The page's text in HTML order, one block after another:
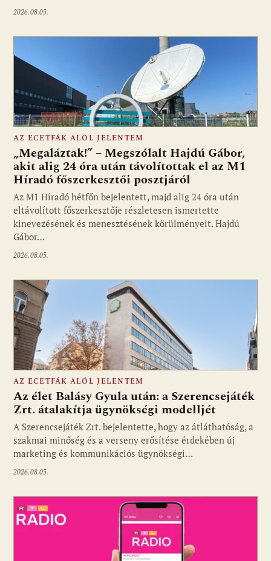
2026.08.05.
Fotó: media1.hu
AZ ECETFÁK ALÓL JELENTEM
„Megaláztak!” – Megszólalt Hajdú Gábor,
akit alig 24 óra után távolítottak el az M1
Híradó főszerkesztői posztjáról
Az M1 Híradó hétfőn bejelentett, majd alig 24 óra után
eltávolított főszerkesztője részletesen ismertette
kinevezésének és menesztésének körülményeit. Hajdú
Gábor…
2026.08.05.
Fotó: media1.hu
AZ ECETFÁK ALÓL JELENTEM
Az élet Balásy Gyula után: a Szerencsejáték
Zrt. átalakítja ügynökségi modelljét
A Szerencsejáték Zrt. bejelentette, hogy az átláthatóság, a
szakmai minőség és a verseny erősítése érdekében új
marketing és kommunikációs ügynökségi…
2026.08.05.